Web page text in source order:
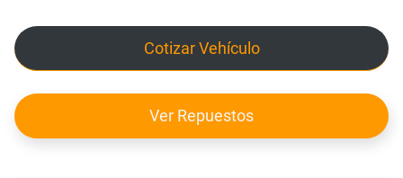
Cotizar Vehículo
Ver Repuestos